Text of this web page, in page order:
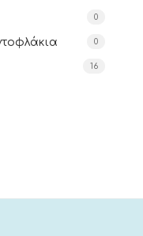
0
0
16